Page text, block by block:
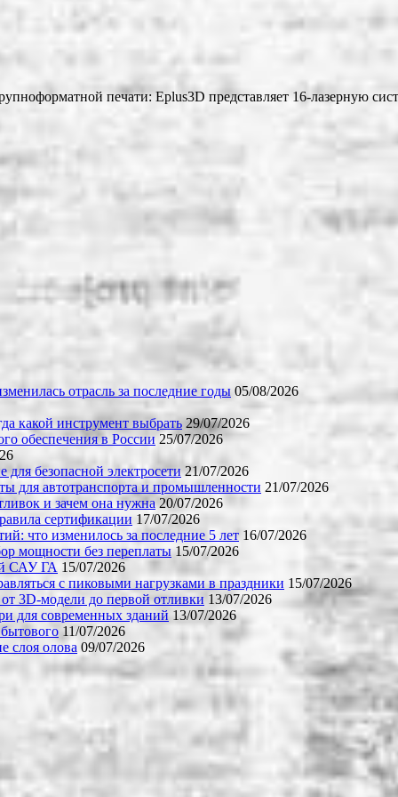
печати: Eplus3D представляет 16-лазерную
отрасль за последние годы 05/08/2026
какой инструмент выбрать 29/07/2026
обеспечения в России 25/07/2026
безопасной электросети 21/07/2026
для автотранспорта и промышленности 21/07/2026
и зачем она нужна 20/07/2026
сертификации 17/07/2026
что изменилось за последние 5 лет 16/07/2026
мощности без переплаты 15/07/2026
САУ ГА 15/07/2026
с пиковыми нагрузками в праздники 15/07/2026
3D-модели до первой отливки 13/07/2026
для современных зданий 13/07/2026
11/07/2026
слоя олова 09/07/2026